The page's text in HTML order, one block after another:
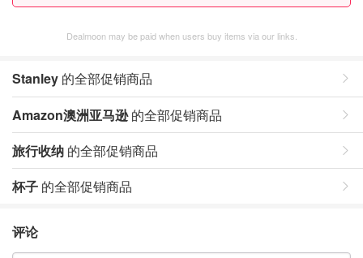
Dealmoon may be paid when users buy items via our links.
Stanley 的全部促销商品
Amazon澳洲亚马逊的全部促销商品
旅行收纳 的全部促销商品
杯子 的全部促销商品
评论